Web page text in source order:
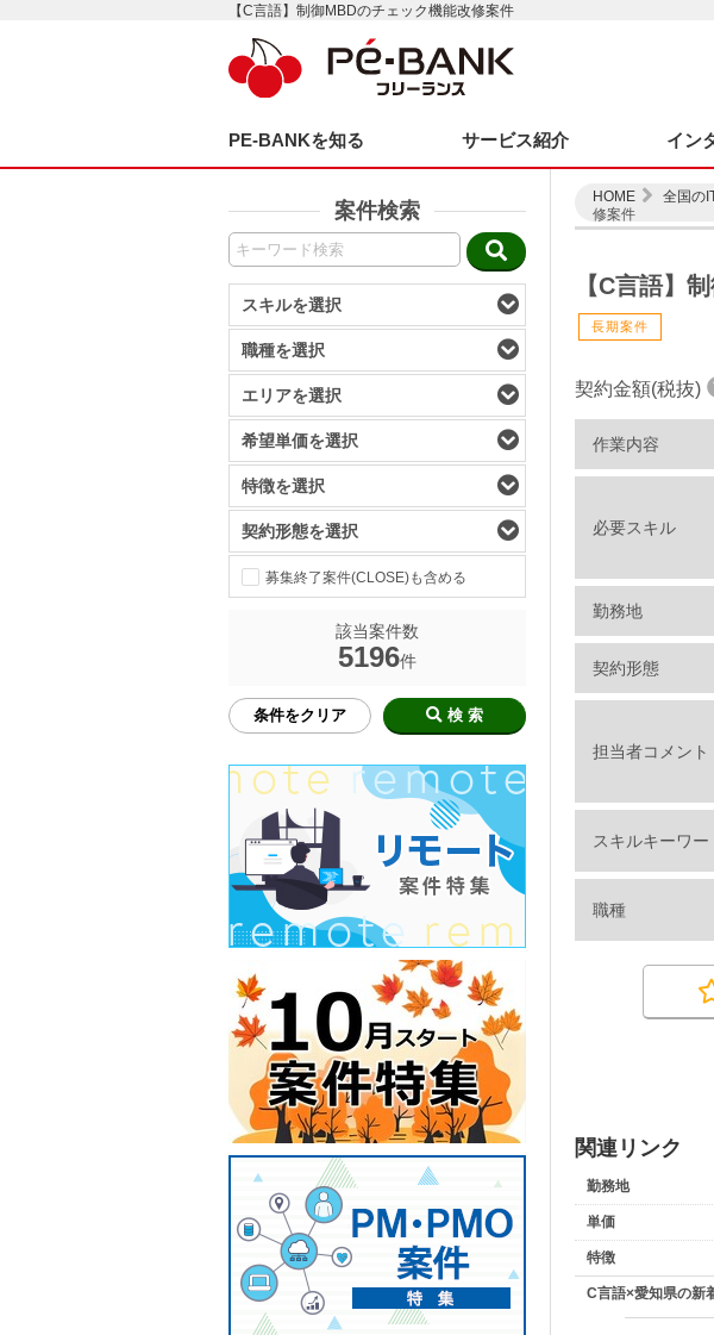
【C言語】制御MBDのチェック機能改修案件
PE-BANKを知る サービス紹介 イン
案件検索
スキルを選択
職種を選択
エリアを選択
希望単価を選択
特徴を選択
契約形態を選択
募集終了案件(CLOSE)も含める
該当案件数
5196件
条件をクリア 検 索
HOME 全国の
修案件
【C言語】
長期案件
契約金額(税抜)
作業内容
必要スキル
勤務地
契約形態
担当者コメント
スキルキーワー
職種
関連リンク
勤務地
単価
特徴
C言語×愛知県の新